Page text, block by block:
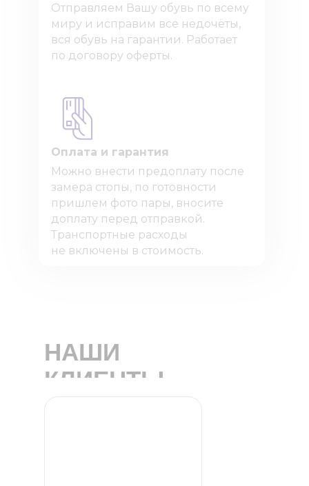
Отправляем Вашу обувь по всему
миру и исправим все недочёты,
вся обувь на гарантии. Работает
по договору оферты.
Оплата и гарантия
Можно внести предоплату после
замера стопы, по готовности
пришлем фото пары, вносите
доплату перед отправкой.
Транспортные расходы
не включены в стоимость.
НАШИ
КЛИЕНТЫ